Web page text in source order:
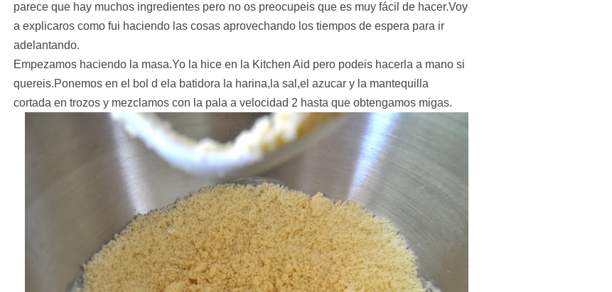
parece que hay muchos ingredientes pero no os preocupeis que es muy fácil de hacer.Voy
a explicaros como fui haciendo las cosas aprovechando los tiempos de espera para ir
adelantando.
Empezamos haciendo la masa.Yo la hice en la Kitchen Aid pero podeis hacerla a mano si
quereis.Ponemos en el bol d ela batidora la harina,la sal,el azucar y la mantequilla
cortada en trozos y mezclamos con la pala a velocidad 2 hasta que obtengamos migas.